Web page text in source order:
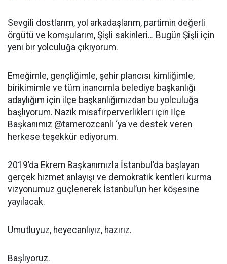
Sevgili dostlarım, yol arkadaşlarım, partimin değerli
örgütü ve komşularım, Şişli sakinleri… Bugün Şişli için
yeni bir yolculuğa çıkıyorum.
Emeğimle, gençliğimle, şehir plancısı kimliğimle,
birikimimle ve tüm inancımla belediye başkanlığı
adaylığım için ilçe başkanlığımızdan bu yolculuğa
başlıyorum. Nazik misafirperverlikleri için İlçe
Başkanımız @tamerozcanli ‘ya ve destek veren
herkese teşekkür ediyorum.
2019’da Ekrem Başkanımızla İstanbul’da başlayan
gerçek hizmet anlayışı ve demokratik kentleri kurma
vizyonumuz güçlenerek İstanbul’un her köşesine
yayılacak.
Umutluyuz, heyecanlıyız, hazırız.
Başlıyoruz.